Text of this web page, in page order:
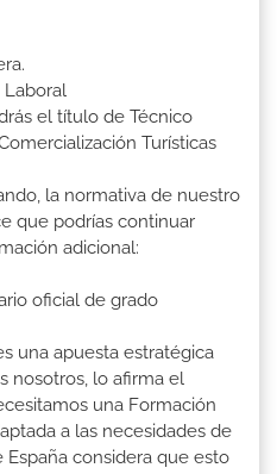
el título de Técnico
Turísticas
la normativa de nuestro
que podrías continuar
adicional:
oficial de grado
una apuesta estratégica
nosotros, lo afirma el
una Formación
a las necesidades de
España considera que esto